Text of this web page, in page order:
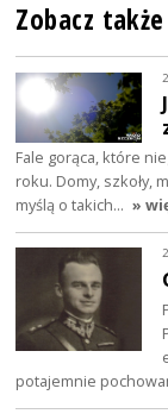
Zobacz także
Fale gorąca, które
roku. Domy, szkoły,
myślą o takich… »
potajemnie